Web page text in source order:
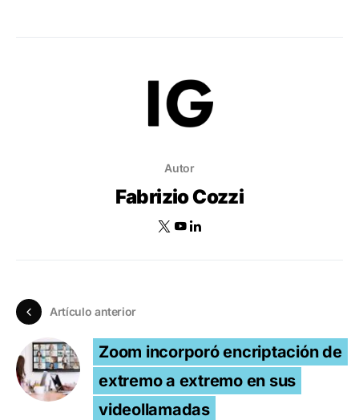
Autor
Fabrizio Cozzi
Artículo anterior
Zoom incorporó encriptación de
extremo a extremo en sus
videollamadas